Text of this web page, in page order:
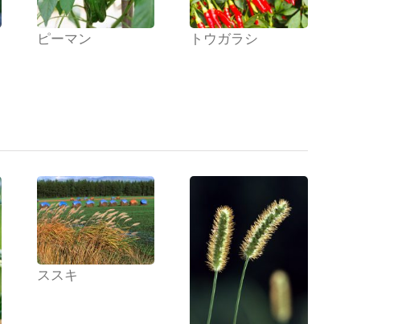
ピーマン トウガラシ
ススキ